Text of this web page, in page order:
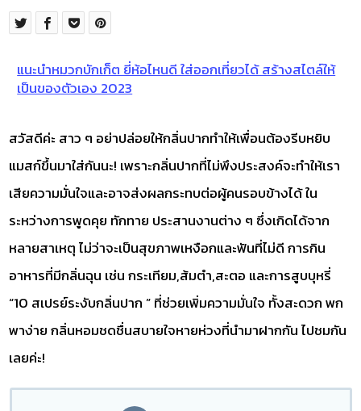
แนะนำหมวกบักเก็ต ยี่ห้อไหนดี ใส่ออกเที่ยวได้ สร้างสไตล์ให้
เป็นของตัวเอง 2023
สวัสดีค่ะ สาว ๆ อย่าปล่อยให้กลิ่นปากทำให้เพื่อนต้องรีบหยิบ
แมสก์ขึ้นมาใส่กันนะ! เพราะกลิ่นปากที่ไม่พึงประสงค์จะทำให้เรา
เสียความมั่นใจและอาจส่งผลกระทบต่อผู้คนรอบข้างได้ ใน
ระหว่างการพูดคุย ทักทาย ประสานงานต่าง ๆ ซึ่งเกิดได้จาก
หลายสาเหตุ ไม่ว่าจะเป็นสุขภาพเหงือกและฟันที่ไม่ดี การกิน
อาหารที่มีกลิ่นฉุน เช่น กระเทียม,ส้มตำ,สะตอ และการสูบบุหรี่
“10 สเปรย์ระงับกลิ่นปาก ” ที่ช่วยเพิ่มความมั่นใจ ทั้งสะดวก พก
พาง่าย กลิ่นหอมชดชื่นสบายใจหายห่วงที่นำมาฝากกัน ไปชมกัน
เลยค่ะ!